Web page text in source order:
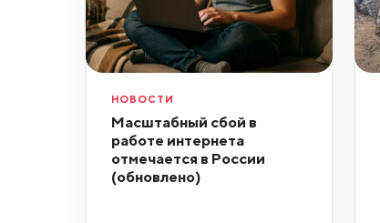
НОВОСТИ
Масштабный сбой в
работе интернета
отмечается в России
(обновлено)